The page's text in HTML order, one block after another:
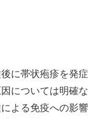
に帯状疱疹を発症
については明確な
よる免疫への影響